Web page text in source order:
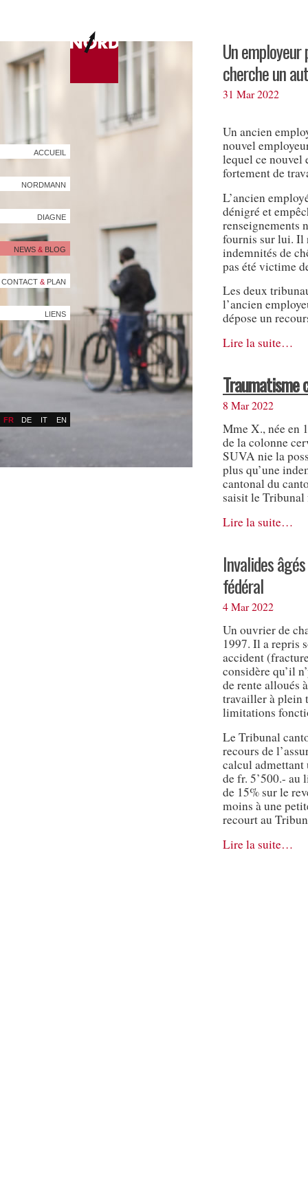
ACCUEIL
NORDMANN
DIAGNE
NEWS & BLOG
CONTACT & PLAN
LIENS
FR DE IT EN
Un
cherche un
31 Mar 2022
Un ancien
nouvel
lequel ce nouvel
fortement de
L’ancien
dénigré et
renseignements
fournis sur lui. Il
indemnités de
pas été victime
Les deux
l’ancien
dépose un
Lire la suite…
Traumatisme
8 Mar 2022
Mme X., née en
de la colonne
SUVA nie la
plus qu’une
cantonal du
saisit le Tribunal
Lire la suite…
Invalides
fédéral
4 Mar 2022
Un ouvrier de
1997. Il a repris
accident
considère qu’il
de rente alloués
travailler à plein
limitations
Le Tribunal
recours de
calcul
de fr. 5’500.- au
de 15% sur le
moins à une
recourt au
Lire la suite…